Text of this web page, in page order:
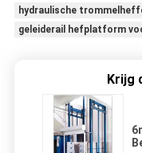
hydraulische
geleiderail hefplatform
Krijg